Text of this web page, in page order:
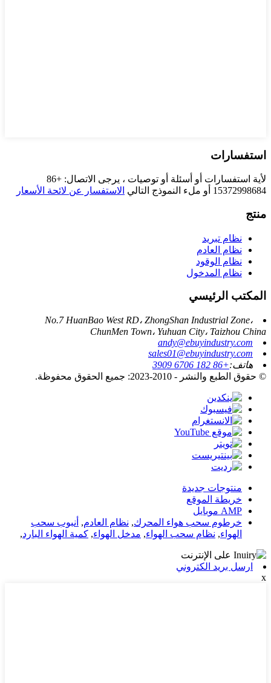
استفسارات
لأية استفسارات أو أسئلة أو توصيات ، يرجى الاتصال: +86
15372998684 أو ملء النموذج التالي
الاستفسار عن لائحة الأسعار
منتج
نظام تبريد
نظام العادم
نظام الوقود
نظام المدخول
المكتب الرئيسي
No.7 HuanBao West RD، ZhongShan Industrial Zone،
ChunMen Town، Yuhuan City، Taizhou China
andy@ebuyindustry.com
sales01@ebuyindustry.com
هاتف:+86 182 6706 3909
© حقوق الطبع والنشر - 2010-2023: جميع الحقوق محفوظة.
منتوجات جديدة
خريطة الموقع
AMP موبايل
خرطوم سحب هواء المحرك, نظام العادم, أنبوب سحب
الهواء, نظام سحب الهواء, مدخل الهواء, كمية الهواء البارد,
ارسل بريد الكتروني
x